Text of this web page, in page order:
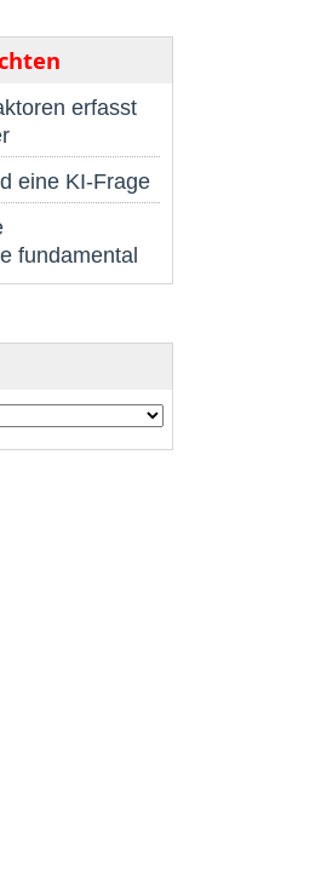
erfasst
eine KI-Frage
fundamental